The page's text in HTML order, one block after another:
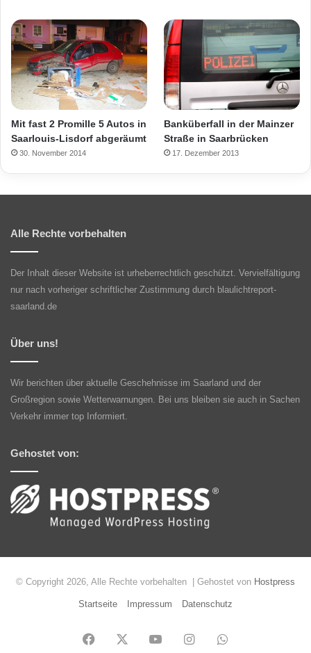
Mit fast 2 Promille 5 Autos in
Saarlouis-Lisdorf abgeräumt
30. November 2014
Banküberfall in der Mainzer
Straße in Saarbrücken
17. Dezember 2013
Alle Rechte vorbehalten
Der Inhalt dieser Website ist urheberrechtlich geschützt. Vervielfältigung
nur nach vorheriger schriftlicher Zustimmung durch blaulichtreport-
saarland.de
Über uns!
Wir berichten über aktuelle Geschehnisse im Saarland und der
Großregion sowie Wetterwarnungen. Bei uns bleiben sie auch in Sachen
Verkehr immer top Informiert.
Gehostet von:
© Copyright 2026, Alle Rechte vorbehalten | Gehostet von Hostpress
Startseite Impressum Datenschutz
Facebook YouTubeInstagramWhatsApp